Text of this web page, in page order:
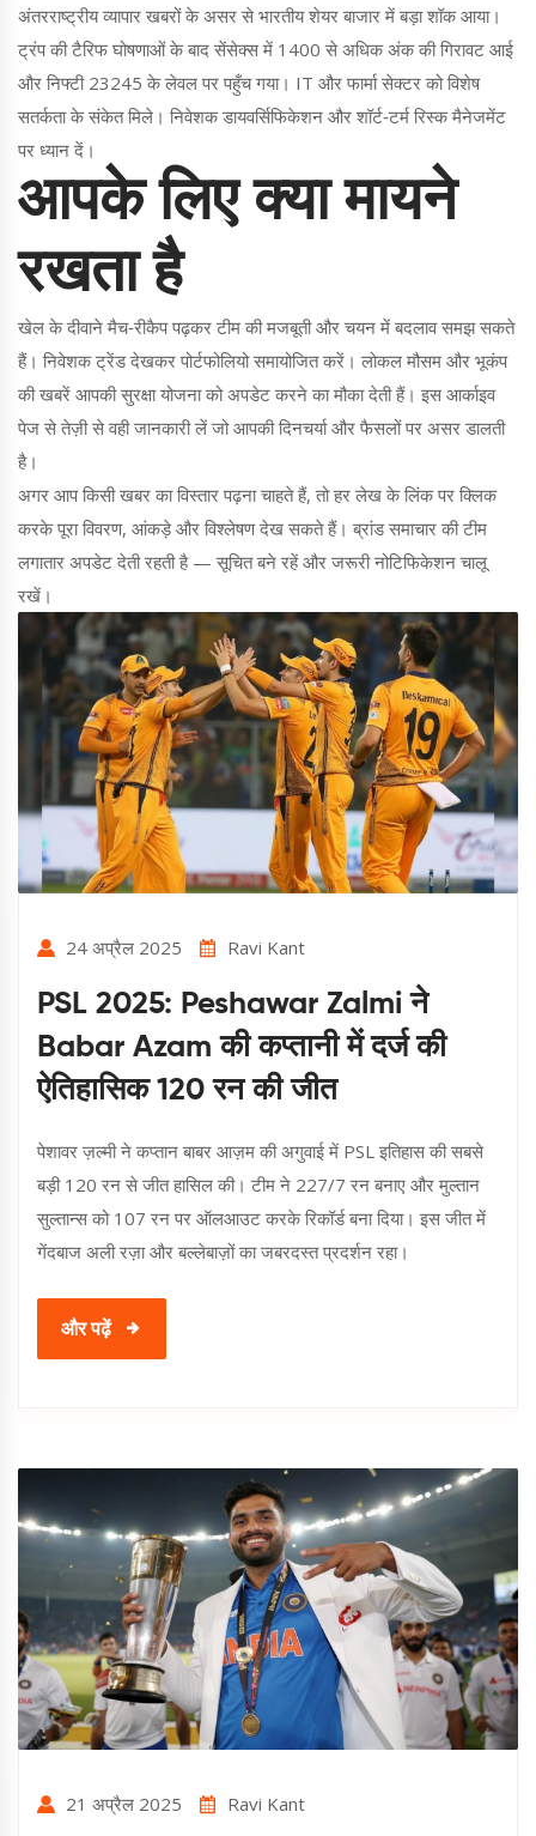
अंतरराष्ट्रीय व्यापार खबरों के असर से भारतीय शेयर बाजार में बड़ा शॉक आया।
ट्रंप की टैरिफ घोषणाओं के बाद सेंसेक्स में 1400 से अधिक अंक की गिरावट आई
और निफ्टी 23245 के लेवल पर पहुँच गया। IT और फार्मा सेक्टर को विशेष
सतर्कता के संकेत मिले। निवेशक डायवर्सिफिकेशन और शॉर्ट‑टर्म रिस्क मैनेजमेंट
पर ध्यान दें।
आपके लिए क्या मायने
रखता है
खेल के दीवाने मैच‑रीकैप पढ़कर टीम की मजबूती और चयन में बदलाव समझ सकते
हैं। निवेशक ट्रेंड देखकर पोर्टफोलियो समायोजित करें। लोकल मौसम और भूकंप
की खबरें आपकी सुरक्षा योजना को अपडेट करने का मौका देती हैं। इस आर्काइव
पेज से तेज़ी से वही जानकारी लें जो आपकी दिनचर्या और फैसलों पर असर डालती
है।
अगर आप किसी खबर का विस्तार पढ़ना चाहते हैं, तो हर लेख के लिंक पर क्लिक
करके पूरा विवरण, आंकड़े और विश्लेषण देख सकते हैं। ब्रांड समाचार की टीम
लगातार अपडेट देती रहती है — सूचित बने रहें और जरूरी नोटिफिकेशन चालू
रखें।
24 अप्रैल 2025 Ravi Kant
PSL 2025: Peshawar Zalmi ने
Babar Azam की कप्तानी में दर्ज की
ऐतिहासिक 120 रन की जीत
पेशावर ज़ल्मी ने कप्तान बाबर आज़म की अगुवाई में PSL इतिहास की सबसे
बड़ी 120 रन से जीत हासिल की। टीम ने 227/7 रन बनाए और मुल्तान
सुल्तान्स को 107 रन पर ऑलआउट करके रिकॉर्ड बना दिया। इस जीत में
गेंदबाज अली रज़ा और बल्लेबाज़ों का जबरदस्त प्रदर्शन रहा।
और पढ़ें
21 अप्रैल 2025 Ravi Kant